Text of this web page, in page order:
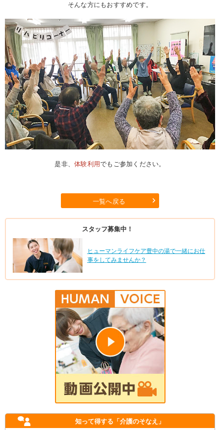
そんな方にもおすすめです。
是非、体験利用でもご参加ください。
一覧へ戻る
スタッフ募集中！
ヒューマンライフケア豊中の湯で一緒にお仕
事をしてみませんか？
知って得する 「介護のそなえ」